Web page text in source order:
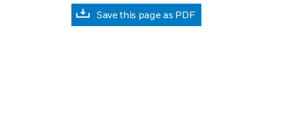
Save this page as PDF